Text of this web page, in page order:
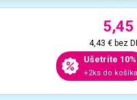
5,45
4,43 €bez
Ušetríte
+2ks do košíka